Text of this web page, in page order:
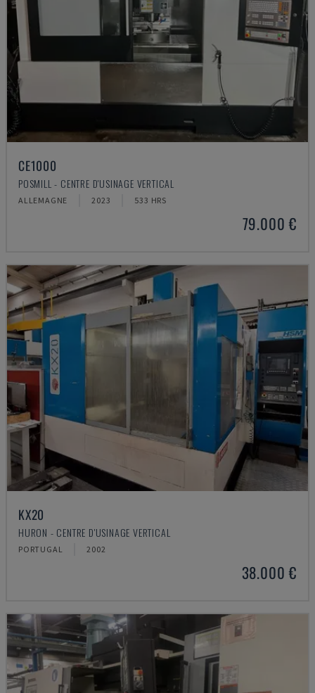
CE1000
POSMILL - CENTRE D'USINAGE VERTICAL
ALLEMAGNE 2023 533 HRS
79.000 €
KX20
HURON - CENTRE D'USINAGE VERTICAL
PORTUGAL 2002
38.000 €